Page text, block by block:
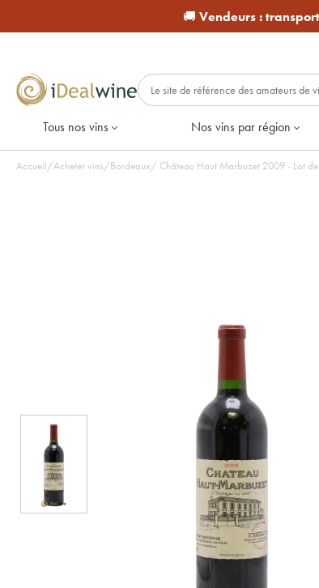
🚚 Vendeurs :
Tous nos vins Nos vins par région
Accueil/Acheter vins/Bordeaux/ Château Haut Marbuzet